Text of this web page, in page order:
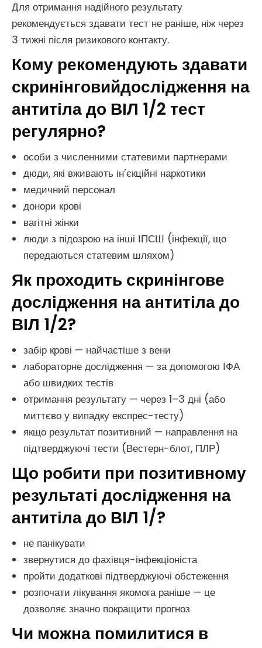
Для отримання надійного результату
рекомендується здавати тест не раніше, ніж через
3 тижні після ризикового контакту.
Кому рекомендують здавати
скринінговийдослідження на
антитіла до ВІЛ 1/2 тест
регулярно?
особи з численними статевими партнерами
дюди, які вживають ін’єкційні наркотики
медичний персонал
донори крові
вагітні жінки
люди з підозрою на інші ІПСШ (інфекції, що
передаються статевим шляхом)
Як проходить скринінгове
дослідження на антитіла до
ВІЛ 1/2?
забір крові — найчастіше з вени
лабораторне дослідження — за допомогою ІФА
або швидких тестів
отримання результату — через 1–3 дні (або
миттєво у випадку експрес-тесту)
якщо результат позитивний — направлення на
підтверджуючі тести (Вестерн-блот, ПЛР)
Що робити при позитивному
результаті дослідження на
антитіла до ВІЛ 1/?
не панікувати
звернутися до фахівця-інфекціоніста
пройти додаткові підтверджуючі обстеження
розпочати лікування якомога раніше — це
дозволяє значно покращити прогноз
Чи можна помилитися в